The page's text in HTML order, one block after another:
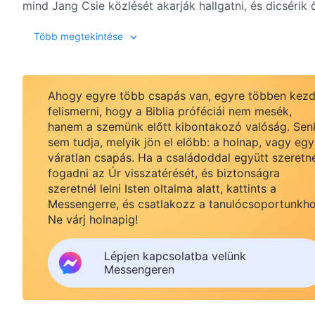
mind Jang Csie közlését akarják hallgatni, és
kirekeszteni Jang Csiét, és rájön, hogy a hírnévért
béklyóitól? És amikor eljön a választás, hogyan fog szavazni? Nézd meg „A választás előtt” című filmet, hogy
megtudd!
Több megtekintése
Ahogy egyre több csapás van, egyre többen
felismerni, hogy a Biblia próféciái nem mesék,
hanem a szemünk előtt kibontakozó valóság.
sem tudja, melyik jön el előbb: a holnap, vagy egy
váratlan csapás. Ha a családoddal együtt
fogadni az Úr visszatérését, és biztonságra
szeretnél lelni Isten oltalma alatt, kattints a
Messengerre, és csatlakozz a
Ne várj holnapig!
Lépjen kapcsolatba velünk
Messengeren